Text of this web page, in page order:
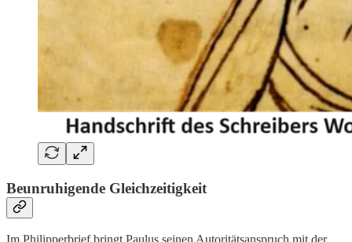
Beunruhigende Gleichzeitigkeit